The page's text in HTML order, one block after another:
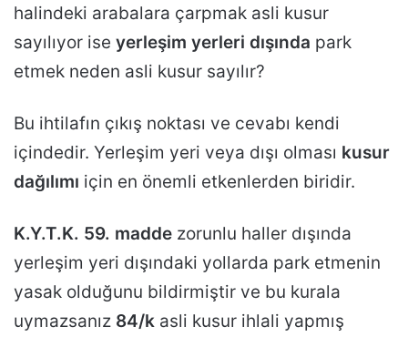
halindeki arabalara çarpmak asli kusur
sayılıyor ise yerleşim yerleri dışında park
etmek neden asli kusur sayılır?
Bu ihtilafın çıkış noktası ve cevabı kendi
içindedir. Yerleşim yeri veya dışı olması kusur
dağılımı için en önemli etkenlerden biridir.
K.Y.T.K. 59. madde zorunlu haller dışında
yerleşim yeri dışındaki yollarda park etmenin
yasak olduğunu bildirmiştir ve bu kurala
uymazsanız 84/k asli kusur ihlali yapmış